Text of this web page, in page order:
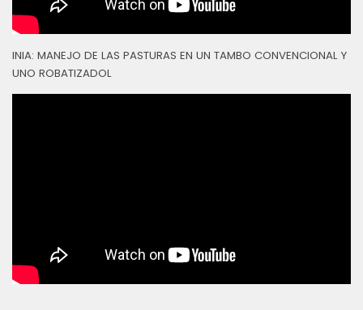
INIA: MANEJO DE LAS PASTURAS EN UN TAMBO CONVENCIONAL Y
UNO ROBATIZADOL